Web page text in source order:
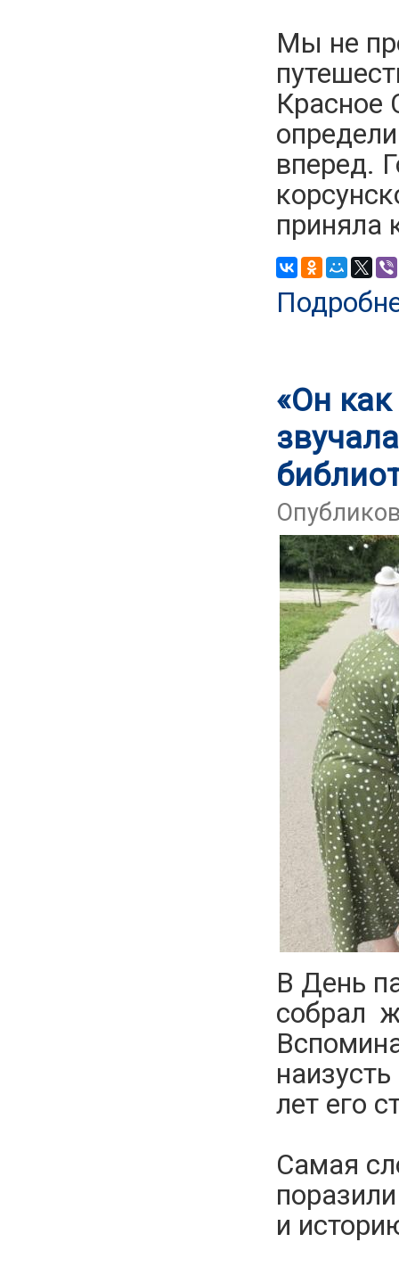
Мы не
Красное
вперед.
приняла
«Он
В День
собрал
лет его
Самая
и